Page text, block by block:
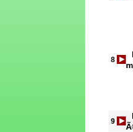
8
9